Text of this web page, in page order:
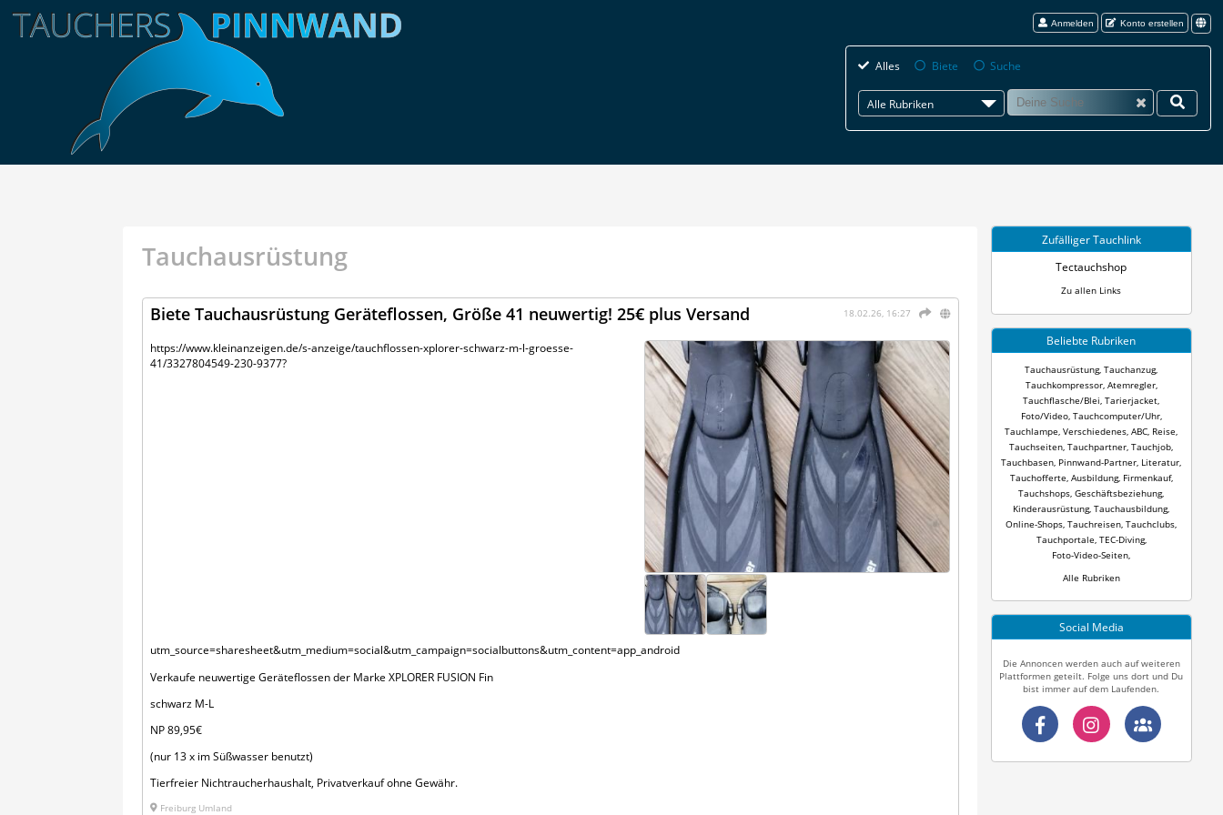
Anmelden Konto erstellen
Alles Biete Suche
Alle Rubriken
Tauchausrüstung
18.02.26, 16:27
Biete Tauchausrüstung Geräteflossen, Größe 41 neuwertig! 25€ plus Versand
https://www.kleinanzeigen.de/s-anzeige/tauchflossen-xplorer-schwarz-m-l-groesse-
41/3327804549-230-9377?
utm_source=sharesheet&utm_medium=social&utm_campaign=socialbuttons&utm_content=app_android
Verkaufe neuwertige Geräteflossen der Marke XPLORER FUSION Fin
schwarz M-L
NP 89,95€
(nur 13 x im Süßwasser benutzt)
Tierfreier Nichtraucherhaushalt, Privatverkauf ohne Gewähr.
Freiburg Umland
Zufälliger Tauchlink
Tectauchshop
Zu allen Links
Beliebte Rubriken
Tauchausrüstung, Tauchanzug,
Tauchkompressor, Atemregler,
Tauchflasche/Blei Tarierjacket
Foto/Video, Tauchcomputer/Uhr,
Tauchlampe Verschiedenes ABC Reise
Tauchseiten Tauchpartner Tauchjob
Tauchbasen Pinnwand-Partner Literatur
Tauchofferte Ausbildung, Firmenkauf,
Tauchshops Geschäftsbeziehung,
Kinderausrüstung, Tauchausbildung,
Online-Shops Tauchreisen Tauchclubs
Tauchportale TEC-Diving,
Foto-Video-Seiten
Alle Rubriken
Social Media
Die Annoncen werden auch auf weiteren
Plattformen geteilt. Folge uns dort und Du
bist immer auf dem Laufenden.